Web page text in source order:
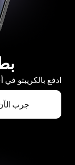
ادفع بالكريبتو في
جرب